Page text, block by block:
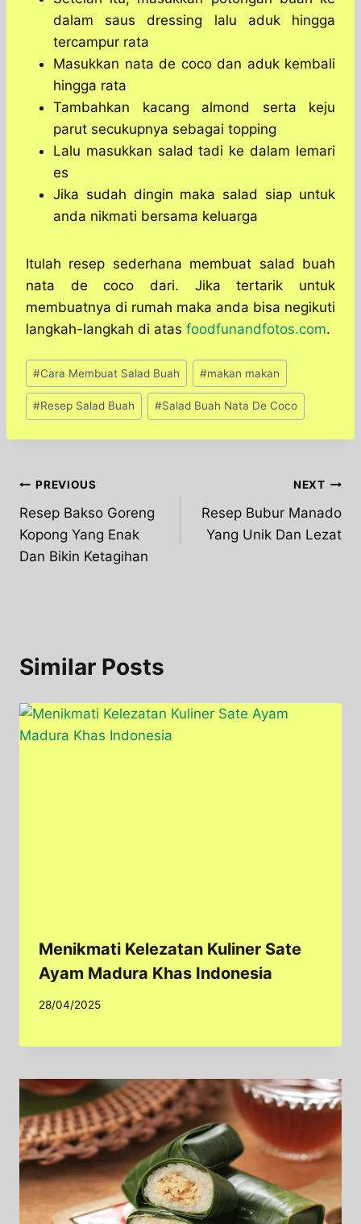
dalam saus dressing lalu aduk hingga
tercampur rata
Masukkan nata de coco dan aduk kembali
hingga rata
Tambahkan kacang almond serta keju
parut secukupnya sebagai topping
Lalu masukkan salad tadi ke dalam lemari
es
Jika sudah dingin maka salad siap untuk
anda nikmati bersama keluarga
Itulah resep sederhana membuat salad buah
nata de coco dari. Jika tertarik untuk
membuatnya di rumah maka anda bisa negikuti
langkah-langkah di atas foodfunandfotos.com.
Post
Tags:
#Cara Membuat Salad Buah #makan makan
#Resep Salad Buah #Salad Buah Nata De Coco
Post
navigation
PREVIOUS
Resep Bakso Goreng
Kopong Yang Enak
Dan Bikin Ketagihan
NEXT
Resep Bubur Manado
Yang Unik Dan Lezat
Similar Posts
Menikmati Kelezatan Kuliner Sate
Ayam Madura Khas Indonesia
28/04/2025